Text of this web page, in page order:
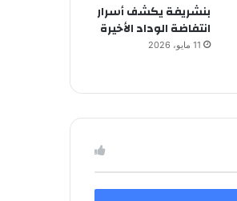
بنشريفة يكشف أسرار
انتفاضة الوداد الأخيرة
11 مايو، 2026